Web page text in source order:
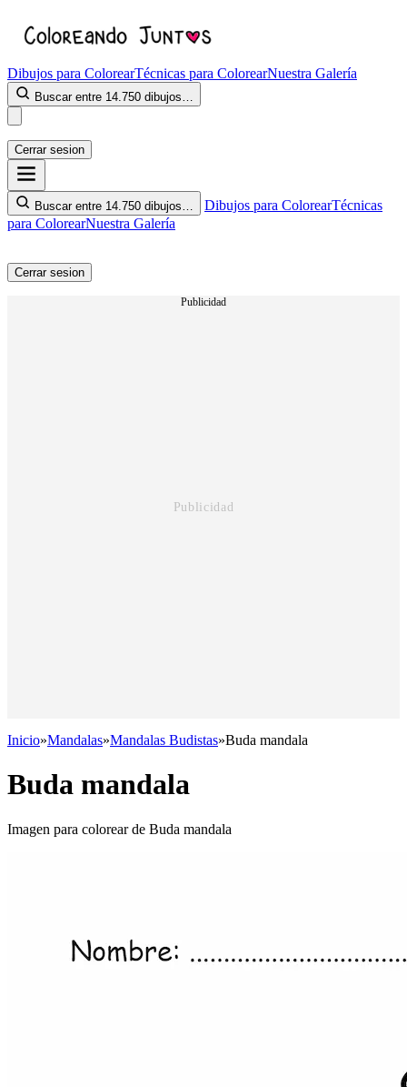
Dibujos para ColorearTécnicas para ColorearNuestra Galería
Buscar entre 14.750 dibujos…
Cerrar sesion
Buscar entre 14.750 dibujos… Dibujos para ColorearTécnicas
para ColorearNuestra Galería
Cerrar sesion
Publicidad
Inicio»Mandalas»Mandalas Budistas»Buda mandala
Buda mandala
Imagen para colorear de Buda mandala